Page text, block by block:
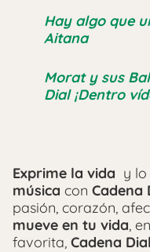
Hay algo que
Aitana
Morat y sus
Dial ¡Dentro
Exprime la vida y lo
música con Cadena
pasión, corazón,
mueve en tu vida,
favorita, Cadena